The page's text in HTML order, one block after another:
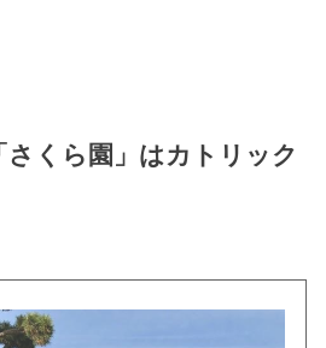
さくら園」はカトリック